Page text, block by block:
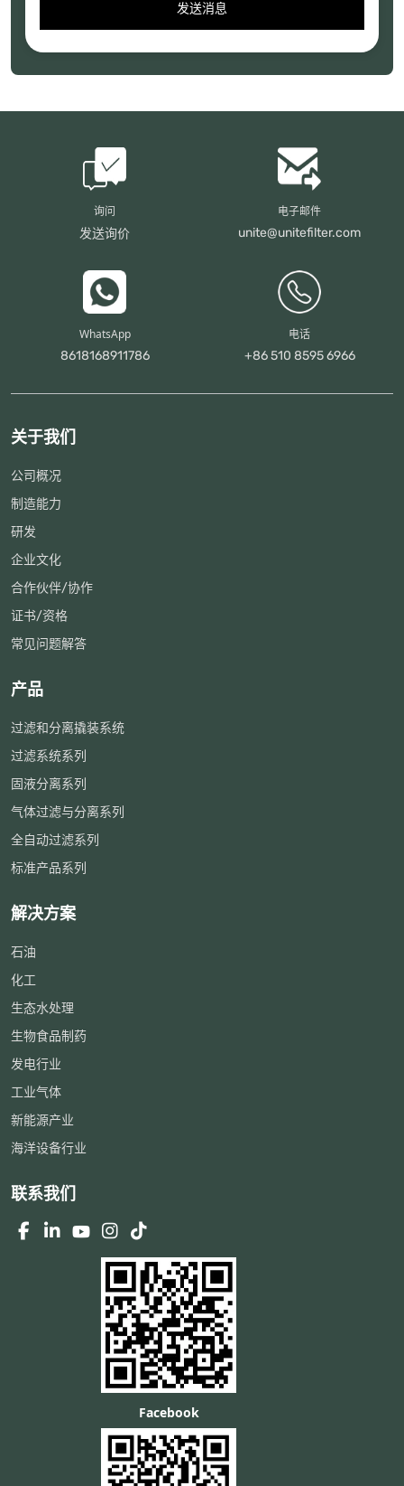
发送消息
询问
发送询价
电子邮件
unite@unitefilter.com
WhatsApp
8618168911786
电话
+86 510 8595 6966
关于我们
公司概况
制造能力
研发
企业文化
合作伙伴/协作
证书/资格
常见问题解答
产品
过滤和分离撬装系统
过滤系统系列
固液分离系列
气体过滤与分离系列
全自动过滤系列
标准产品系列
解决方案
石油
化工
生态水处理
生物食品制药
发电行业
工业气体
新能源产业
海洋设备行业
联系我们
Facebook